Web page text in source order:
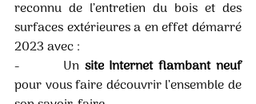
reconnu de l’entretien du bois et des
surfaces extérieures a en effet démarré
2023 avec :
-        Un site Internet flambant neuf
pour vous faire découvrir l’ensemble de